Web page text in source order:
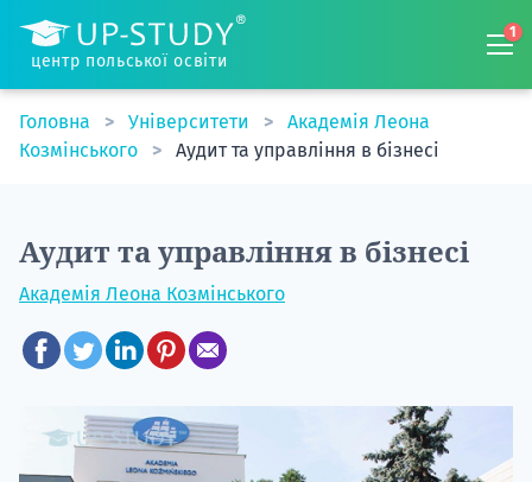
центр польської освіти
1
Головна Університети
Академія Леона
Козмінського
Аудит та управління в бізнесі
Аудит та управління в бізнесі
Академія Леона Козмінського